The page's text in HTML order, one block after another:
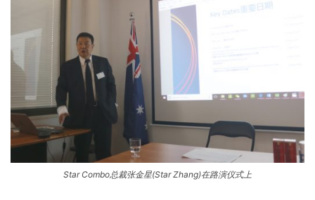
Star Combo总裁张金星(Star Zhang)在路演仪式上